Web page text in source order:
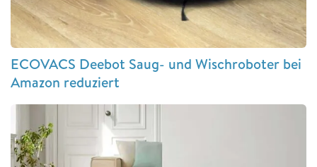
ECOVACS Deebot Saug- und Wischroboter bei
Amazon reduziert